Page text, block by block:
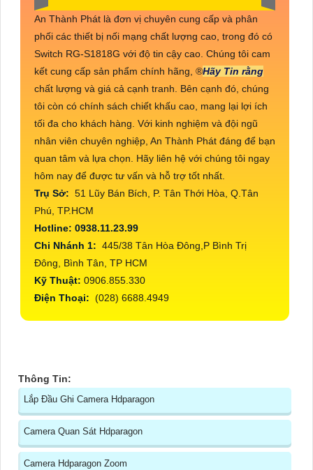
An Thành Phát là đơn vị chuyên cung cấp và phân
phối các thiết bị nối mạng chất lượng cao, trong đó có
Switch RG-S1818G với độ tin cậy cao. Chúng tôi cam
kết cung cấp sản phẩm chính hãng, ®️Hãy Tin rằng
chất lượng và giá cả cạnh tranh. Bên cạnh đó, chúng
tôi còn có chính sách chiết khấu cao, mang lại lợi ích
tối đa cho khách hàng. Với kinh nghiệm và đội ngũ
nhân viên chuyên nghiệp, An Thành Phát đáng để bạn
quan tâm và lựa chọn. Hãy liên hệ với chúng tôi ngay
hôm nay để được tư vấn và hỗ trợ tốt nhất.
Trụ Sở: 51 Lũy Bán Bích, P. Tân Thới Hòa, Q.Tân
Phú, TP.HCM
Hotline: 0938.11.23.99
Chi Nhánh 1: 445/38 Tân Hòa Đông,P Bình Trị
Đông, Bình Tân, TP HCM
Kỹ Thuật: 0906.855.330
Điện Thoại: (028) 6688.4949
Thông Tin:
Lắp Đầu Ghi Camera Hdparagon
Camera Quan Sát Hdparagon
Camera Hdparagon Zoom